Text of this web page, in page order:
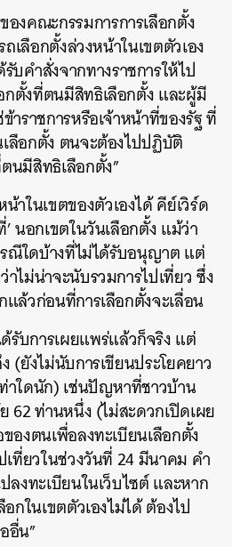
องคณะกรรมการการเลือกตั้ง
เลือกตั้งล่วงหน้าในเขตตัวเอง
บคำสั่งจากทางราชการให้ไป
ตั้งที่ตนมีสิทธิเลือกตั้ง และผู้มี
าราชการหรือเจ้าหน้าที่ของรัฐ ที่
ลือกตั้ง ตนจะต้องไปปฏิบัติ
นมีสิทธิเลือกตั้ง”
าในเขตของตัวเองได้ คีย์เวิร์ด
นอกเขตในวันเลือกตั้ง แม้ว่า
ณีใดบ้างที่ไม่ได้รับอนุญาต แต่
ไม่น่าจะนับรวมการไปเที่ยว ซึ่ง
ล้วก่อนที่การเลือกตั้งจะเลื่อน
บการเผยแพร่แล้วก็จริง แต่
(ยังไม่นับการเขียนประโยคยาว
าใดนัก) เช่นปัญหาที่ชาวบ้าน
62 ท่านหนึ่ง (ไม่สะดวกเปิดเผย
องตนเพื่อลงทะเบียนเลือกตั้ง
เที่ยวในช่วงวันที่ 24 มีนาคม คำ
ลงทะเบียนในเว็บไซต์ และหาก
กในเขตตัวเองไม่ได้ ต้องไป
อื่น”
LINE EMAIL